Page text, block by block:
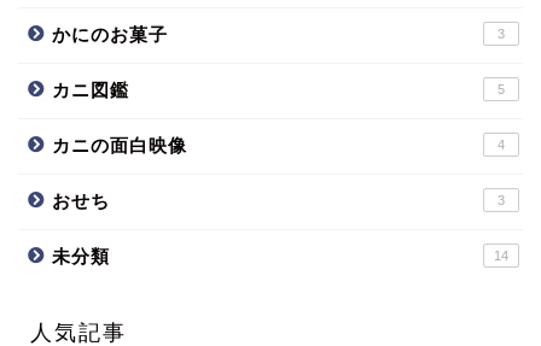
かにのお菓子 3
カニ図鑑 5
カニの面白映像 4
おせち 3
未分類 14
人気記事